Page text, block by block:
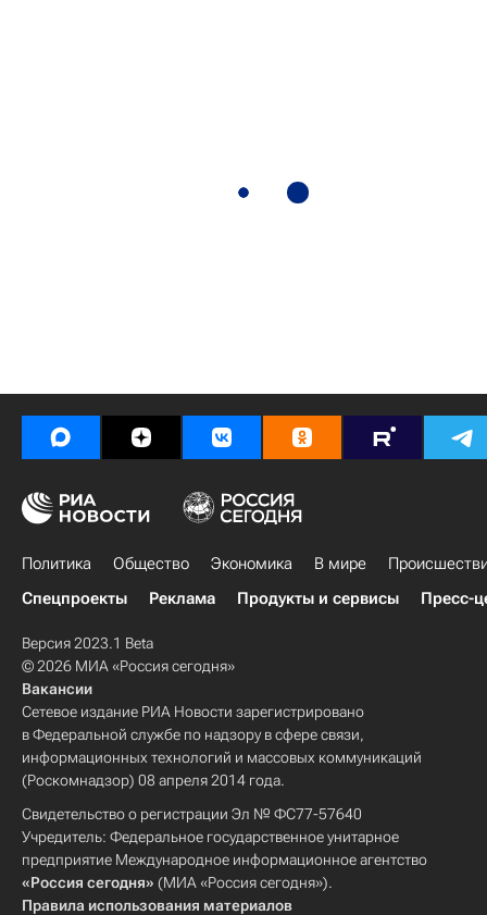
Политика Общество Экономика В мире
Спецпроекты
Реклама Продукты и сервисы Пресс-
Версия 2023.1 Beta
© 2026 МИА «Россия сегодня»
Вакансии
Сетевое издание РИА Новости зарегистрировано
в Федеральной службе по надзору в сфере связи,
информационных технологий и массовых коммуникаций
(Роскомнадзор) 08 апреля 2014 года.
Свидетельство о регистрации Эл № ФС77-57640
Учредитель: Федеральное государственное унитарное
предприятие Международное информационное агентство
«Россия сегодня» (МИА «Россия сегодня»).
Правила использования материалов